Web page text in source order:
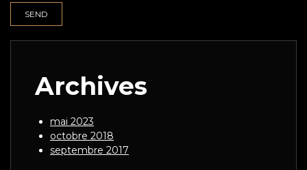
Archives
mai 2023
octobre 2018
septembre 2017